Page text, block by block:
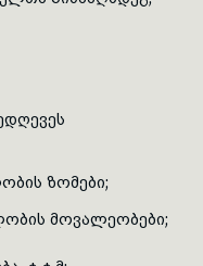
ზომები;
მოვალეობები;